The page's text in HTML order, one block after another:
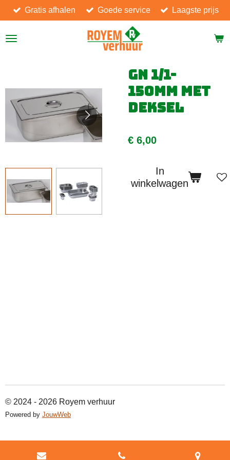
Ga
direct
naar
Gratis afhalen Goede service Laagste prijs
GN 1/1-
150mm met
deksel
€ 6,00
In
winkelwagen
© 2024 - 2026 Royem verhuur
Powered by JouwWeb